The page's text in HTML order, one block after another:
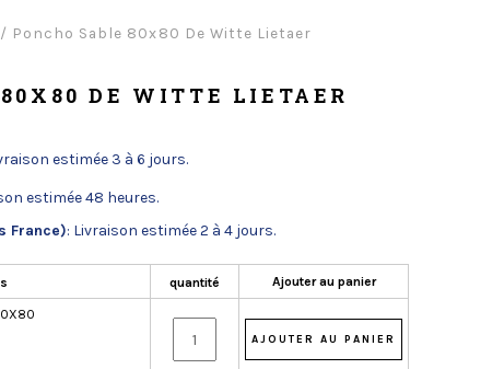
Poncho Sable 80x80 De Witte Lietaer
DE WITTE LIETAER
estimée 3 à 6 jours.
estimée 48 heures.
France): Livraison estimée 2 à 4 jours.
quantité Ajouter au panier